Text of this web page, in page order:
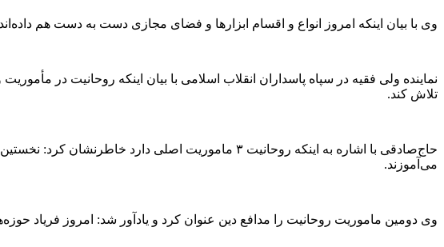
وی با بیان اینکه امروز انواع و اقسام ابزارها و فضای مجازی دست به دست هم
نماینده ولی فقیه در سپاه پاسداران انقلاب اسلامی با بیان اینکه روحانیت در
تلاش کند.
حاج‌صادقی با اشاره به اینکه روحانیت ۳ ماموریت
می‌آموزند.
وی دومین ماموریت روحانیت را مدافع دین عنوان کرد و یادآور شد: امروز فریاد